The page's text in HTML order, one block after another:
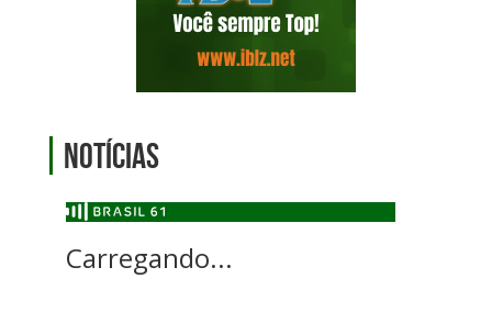
Notícias
Carregando...